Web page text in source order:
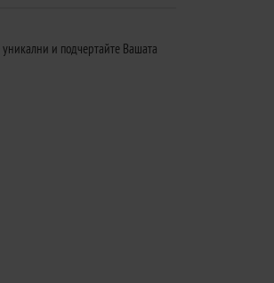
и подчертайте Вашата